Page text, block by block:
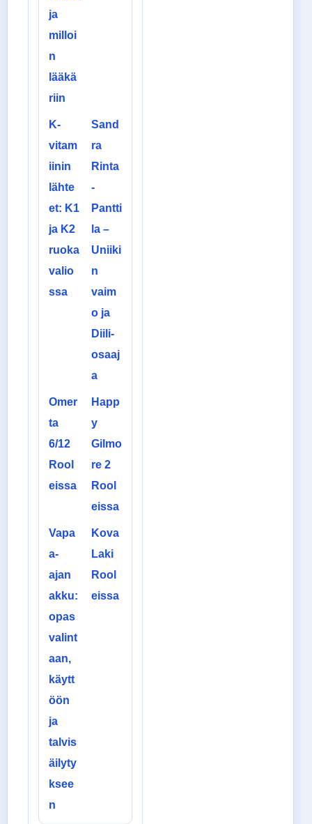
ja
milloi
n
lääkä
riin
K-
vitam
iinin
lähte
et: K1
ja K2
ruoka
valio
ssa
Sand
ra
Rinta
-
Pantti
la –
Uniiki
n
vaim
o ja
Diili-
osaaj
a
Omer
ta
6/12
Rool
eissa
Happ
y
Gilmo
re 2
Rool
eissa
Vapa
a-
ajan
akku:
opas
valint
aan,
käytt
öön
ja
talvis
äilyty
ksee
n
Kova
Laki
Rool
eissa